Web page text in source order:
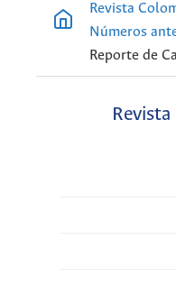
Revista
Números
Reporte de